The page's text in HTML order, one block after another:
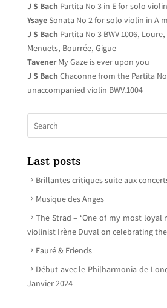
J S Bach Partita No 3 in E for solo
YsayeSonata No 2 for solo violin in A
J S Bach Partita No 3 BWV 1006,
Menuets, Bourrée, Gigue
TavenerMy Gaze is ever upon you
J S Bach Chaconne from the Partita
unaccompanied violin BWV.1004
Last posts
Brillantes critiques suite aux
Musique des Anges
The Strad – ‘One of my most loyal
violinist Irène Duval on celebrating
Fauré & Friends
Début avec le Philharmonia de
Janvier 2024